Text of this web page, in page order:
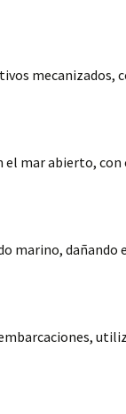
mecanizados,
el mar abierto,
marino, dañando